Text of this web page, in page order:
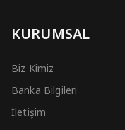
KURUMSAL
Biz Kimiz
Banka Bilgileri
İletişim